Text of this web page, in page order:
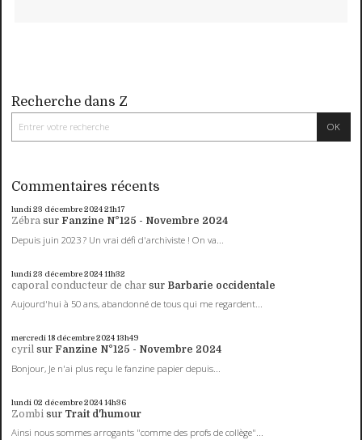
Recherche dans Z
Commentaires récents
lundi 23 décembre 202421h17
Zébra sur Fanzine N°125 - Novembre 2024
Depuis juin 2023 ? Un vrai défi d'archiviste ! On va...
lundi 23 décembre 202411h32
caporal conducteur de char sur Barbarie occidentale
Aujourd'hui à 50 ans, abandonné de tous qui me regardent...
mercredi 18 décembre 202413h49
cyril sur Fanzine N°125 - Novembre 2024
Bonjour, Je n'ai plus reçu le fanzine papier depuis...
lundi 02 décembre 202414h36
Zombi sur Trait d'humour
Ainsi nous sommes arrogants "comme des profs de collège"...